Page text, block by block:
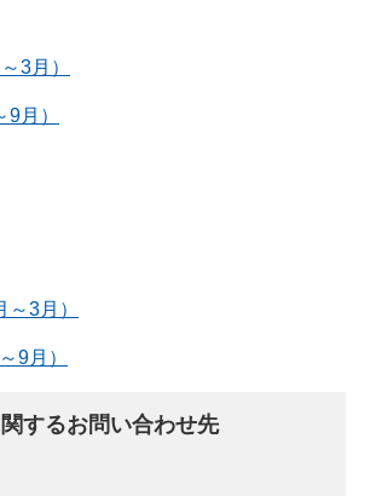
3月）
月）
3月）
9月）
するお問い合わせ先